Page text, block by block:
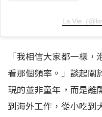
La Vie（
「我相信大家都一樣
看那個頻率。」談起關
現的並非童年，而是離
到海外工作，從小吃到